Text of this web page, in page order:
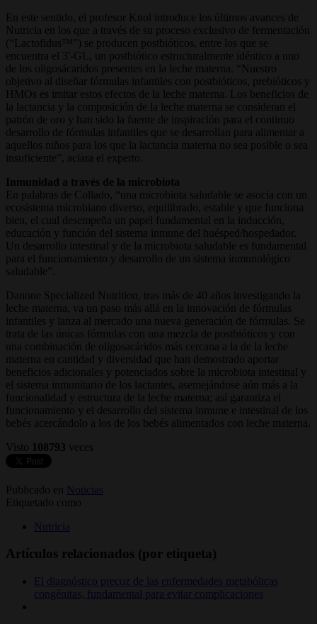
En este sentido, el profesor Knol introduce los últimos avances de
Nutricia en los que a través de su proceso exclusivo de fermentación
(“Lactofidus™”) se producen postbióticos, entre los que se
encuentra el 3'-GL, un postbiótico estructuralmente idéntico a uno
de los oligosácaridos presentes en la leche materna. “Nuestro
objetivo al diseñar fórmulas infantiles con postbióticos, prebióticos y
HMOs es imitar estos efectos de la leche materna. Los beneficios de
la lactancia y la composición de la leche materna se consideran el
patrón de oro y han sido la fuente de inspiración para el continuo
desarrollo de fórmulas infantiles que se desarrollan para alimentar a
aquellos niños para los que la lactancia materna no sea posible o sea
insuficiente”, aclara el experto.
Inmunidad a través de la microbiota
En palabras de Collado, “una microbiota saludable se asocia con un
ecosistema microbiano diverso, equilibrado, estable y que funciona
bien, el cual desempeña un papel fundamental en la inducción,
educación y función del sistema inmune del huésped/hospedador.
Un desarrollo intestinal y de la microbiota saludable es fundamental
para el funcionamiento y desarrollo de un sistema inmunológico
saludable”.
Danone Specialized Nutrition, tras más de 40 años investigando la
leche materna, va un paso más allá en la innovación de fórmulas
infantiles y lanza al mercado una nueva generación de fórmulas. Se
trata de las únicas fórmulas con una mezcla de postbióticos y con
una combinación de oligosacáridos más cercana a la de la leche
materna en cantidad y diversidad que han demostrado aportar
beneficios adicionales y potenciados sobre la microbiota intestinal y
el sistema inmunitario de los lactantes, asemejándose aún más a la
funcionalidad y estructura de la leche materna; así garantiza el
funcionamiento y el desarrollo del sistema inmune e intestinal de los
bebés acercándolo a los de los bebés alimentados con leche materna.
Visto 108793 veces
Publicado en
Noticias
Etiquetado como
Nutricia
Artículos relacionados (por etiqueta)
El diagnóstico precoz de las enfermedades metabólicas
congénitas, fundamental para evitar complicaciones